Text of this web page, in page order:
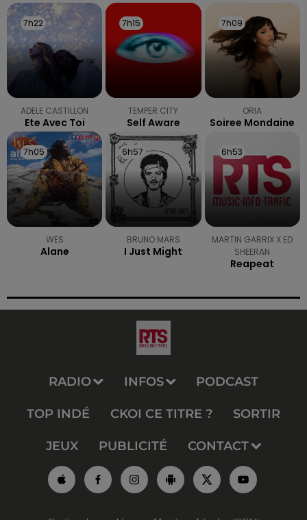
7h22
7h22
ADELE CASTILLON
Ete Avec Toi
7h15
7h15
TEMPER CITY
Self Aware
7h09
7h09
ORIA
Soiree Mondaine
7h05
7h05
WES
Alane
6h57
6h57
BRUNO MARS
I Just Might
6h53
6h53
MARTIN GARRIX X ED
SHEERAN
Reapeat
RADIO INFOS PODCAST
TOP INDÉ CKOI CE TITRE ? SORTIR
JEUX PUBLICITÉ CONTACT